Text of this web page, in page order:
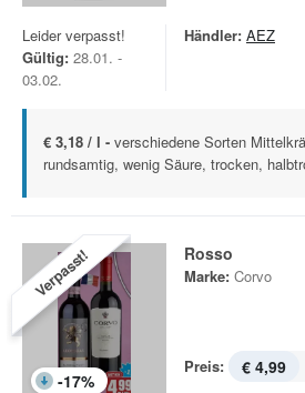
Leider verpasst!
Gültig: 28.01. -
03.02.
Händler: AEZ
€ 3,18 / l - verschiedene Sorten
rundsamtig, wenig Säure, trocken,
Verpasst!
-17%
Rosso
Marke: Corvo
Preis: € 4,99